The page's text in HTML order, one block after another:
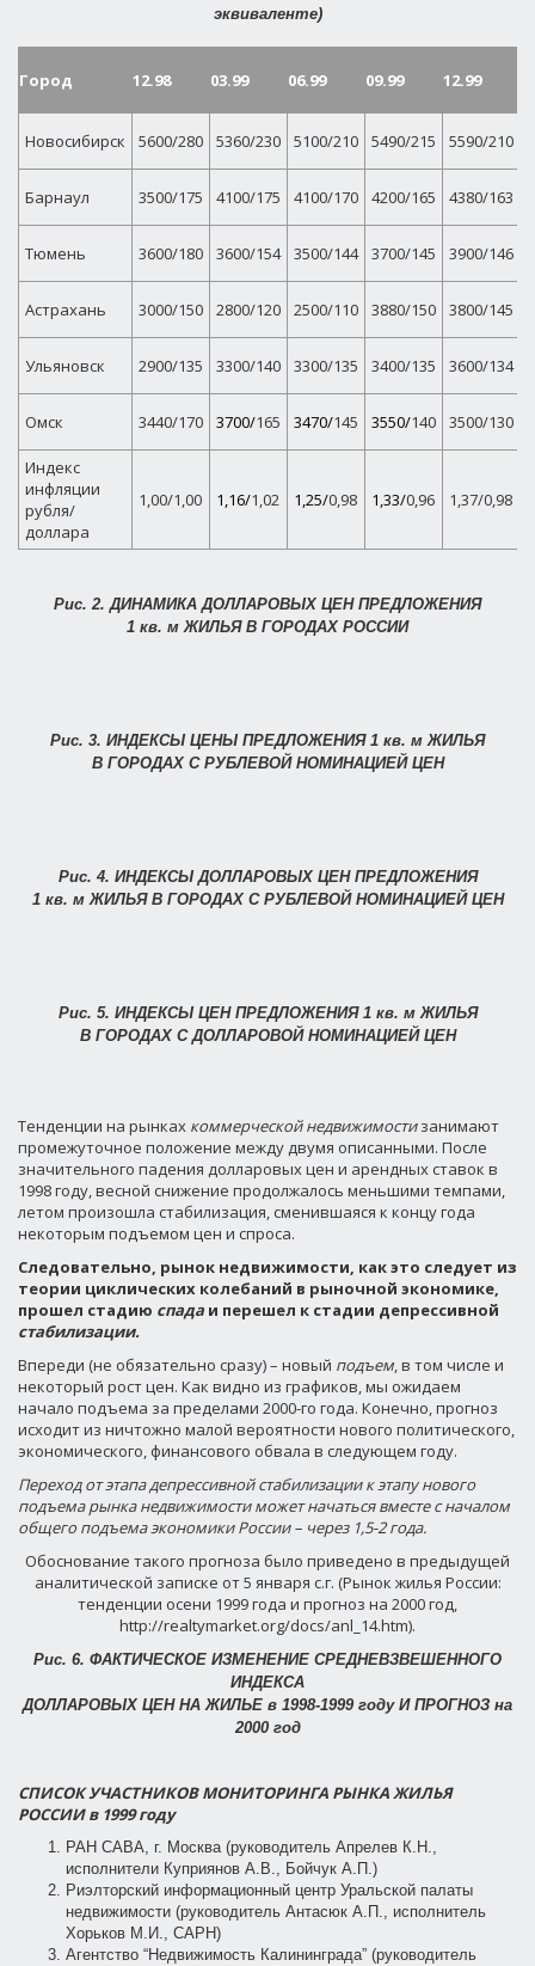
эквиваленте)
Город 12.98 03.99 06.99 09.99 12.99
Новосибирск
5600/280 5360/230 5100/210 5490/215 5590/210
Барнаул 3500/175 4100/175 4100/170 4200/165 4380/163
Тюмень 3600/180 3600/154 3500/144 3700/145 3900/146
Астрахань 3000/150 2800/120 2500/110 3880/150 3800/145
Ульяновск 2900/135 3300/140 3300/135 3400/135 3600/134
Омск 3440/170 3700/165 3470/145 3550/140 3500/130
Индекс
инфляции
рубля/
доллара
1,00/1,00 1,16/1,02 1,25/0,98 1,33/0,96 1,37/0,98
Рис. 2. ДИНАМИКА ДОЛЛАРОВЫХ ЦЕН ПРЕДЛОЖЕНИЯ
1 кв. м ЖИЛЬЯ В ГОРОДАХ РОССИИ
Рис. 3. ИНДЕКСЫ ЦЕНЫ ПРЕДЛОЖЕНИЯ 1 кв. м ЖИЛЬЯ
В ГОРОДАХ С РУБЛЕВОЙ НОМИНАЦИЕЙ ЦЕН
Рис. 4. ИНДЕКСЫ ДОЛЛАРОВЫХ ЦЕН ПРЕДЛОЖЕНИЯ
1 кв. м ЖИЛЬЯ В ГОРОДАХ С РУБЛЕВОЙ НОМИНАЦИЕЙ ЦЕН
Рис. 5. ИНДЕКСЫ ЦЕН ПРЕДЛОЖЕНИЯ 1 кв. м ЖИЛЬЯ
В ГОРОДАХ С ДОЛЛАРОВОЙ НОМИНАЦИЕЙ ЦЕН
Тенденции на рынках коммерческой недвижимостизанимают
промежуточное положение между двумя описанными. После
значительного падения долларовых цен и арендных ставок в
1998 году, весной снижение продолжалось меньшими темпами,
летом произошла стабилизация, сменившаяся к концу года
некоторым подъемом цен и спроса.
Следовательно, рынок недвижимости, как это следует из
теории циклических колебаний в рыночной экономике,
прошел стадию спада и перешел к стадии депрессивной
стабилизации.
Впереди (не обязательно сразу) – новый подъем, в том числе и
некоторый рост цен. Как видно из графиков, мы ожидаем
начало подъема за пределами 2000-го года. Конечно, прогноз
исходит из ничтожно малой вероятности нового политического,
экономического, финансового обвала в следующем году.
Переход от этапа депрессивной стабилизации к этапу нового
подъема рынка недвижимости может начаться вместе с началом
общего подъема экономики России – через 1,5-2 года.
Обоснование такого прогноза было приведено в предыдущей
аналитической записке от 5 января с.г. (Рынок жилья России:
тенденции осени 1999 года и прогноз на 2000 год,
http://realtymarket.org/docs/anl_14.htm).
Рис. 6. ФАКТИЧЕСКОЕ ИЗМЕНЕНИЕ СРЕДНЕВЗВЕШЕННОГО
ИНДЕКСА
ДОЛЛАРОВЫХ ЦЕН НА ЖИЛЬЕ в 1998-1999 году И ПРОГНОЗ на
2000 год
СПИСОК УЧАСТНИКОВ МОНИТОРИНГА РЫНКА ЖИЛЬЯ
РОССИИ в 1999 году
РАН САВА, г. Москва (руководитель Апрелев К.Н.,
исполнители Куприянов А.В., Бойчук А.П.)
Риэлторский информационный центр Уральской палаты
недвижимости (руководитель Антасюк А.П., исполнитель
Хорьков М.И., САРН)
Агентство “Недвижимость Калининграда” (руководитель